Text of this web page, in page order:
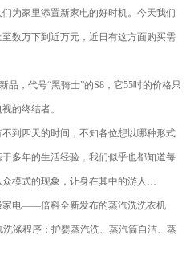
家里添置新家电的好时机。今天我们
数万下到近万元，近日有这方面购买需
，代号“黑骑士”的S8，它55吋的价格只
的终结者。
四天的时间，不知各位想以哪种形式
多年的生活经验，我们似乎也都知道每
模式的现象，让身在其中的游人…
电——倍科全新发布的蒸汽洗洗衣机
涤程序：护婴蒸汽洗、蒸汽筒自洁、蒸